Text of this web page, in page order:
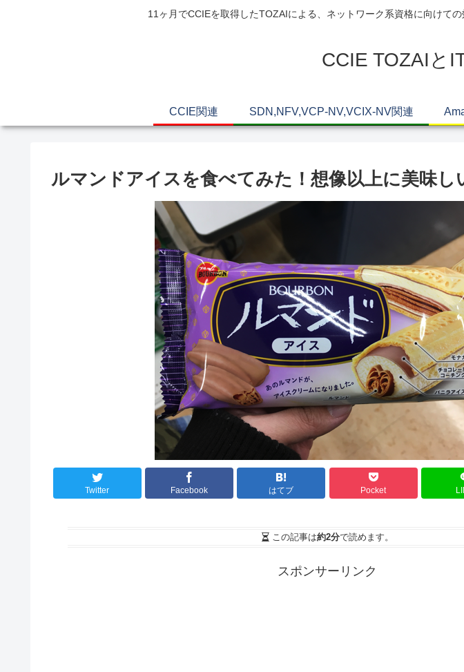
11ヶ月でCCIEを取得したTOZAIによる、ネットワーク系資格に向けて
CCIE TOZAIと
CCIE関連 SDN,NFV,VCP-NV,VCIX-NV関連
ルマンドアイスを食べてみた！想像以上に美味し
Twitter Facebook はてブ Pocket
この記事は約2分で読めます。
スポンサーリンク